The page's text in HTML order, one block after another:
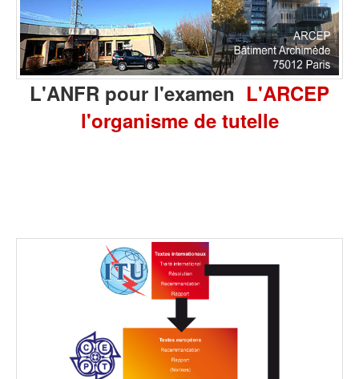
L'ANFR pour l'examen L'ARCEP
l'organisme de tutelle